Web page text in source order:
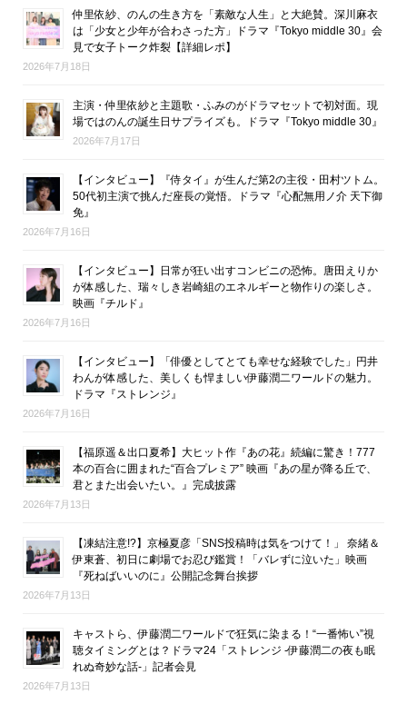
仲里依紗、のんの生き方を「素敵な人生」と大絶賛。深川麻衣
は「少女と少年が合わさった方」ドラマ『Tokyo middle 30』会
見で女子トーク炸裂【詳細レポ】
2026年7月18日
主演・仲里依紗と主題歌・ふみのがドラマセットで初対面。現
場ではのんの誕生日サプライズも。ドラマ『Tokyo middle 30』
2026年7月17日
【インタビュー】『侍タイ』が生んだ第2の主役・田村ツトム。
50代初主演で挑んだ座長の覚悟。ドラマ『心配無用ノ介 天下御
免』
2026年7月16日
【インタビュー】日常が狂い出すコンビニの恐怖。唐田えりか
が体感した、瑞々しき岩崎組のエネルギーと物作りの楽しさ。
映画『チルド』
2026年7月16日
【インタビュー】「俳優としてとても幸せな経験でした」円井
わんが体感した、美しくも悍ましい伊藤潤二ワールドの魅力。
ドラマ『ストレンジ』
2026年7月16日
【福原遥＆出口夏希】大ヒット作『あの花』続編に驚き！777
本の百合に囲まれた“百合プレミア” 映画『あの星が降る丘で、
君とまた出会いたい。』完成披露
2026年7月13日
【凍結注意!?】京極夏彦「SNS投稿時は気をつけて！」 奈緒＆
伊東蒼、初日に劇場でお忍び鑑賞！「バレずに泣いた」映画
『死ねばいいのに』公開記念舞台挨拶
2026年7月13日
キャストら、伊藤潤二ワールドで狂気に染まる！“一番怖い”視
聴タイミングとは？ドラマ24「ストレンジ -伊藤潤二の夜も眠
れぬ奇妙な話-」記者会見
2026年7月13日